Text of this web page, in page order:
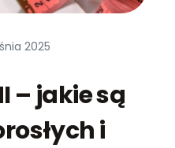
2025
– jakie są
i